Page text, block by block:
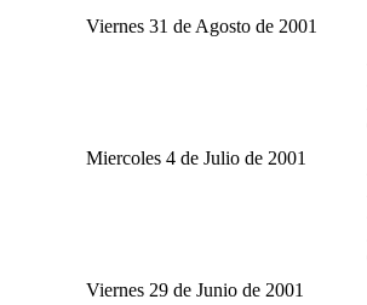
Viernes 31 de Agosto de 2001
Miercoles 4 de Julio de 2001
Viernes 29 de Junio de 2001